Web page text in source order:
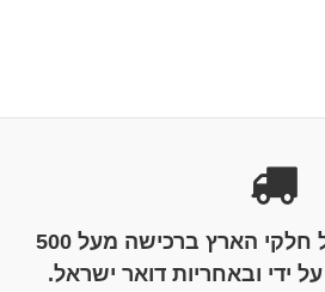
משלוחים חינם לכל חלקי הארץ ברכישה מעל 500
ידי ובאחריות דואר ישראל.